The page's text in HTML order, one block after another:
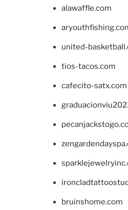
alawaffle.com
united-
tios-tacos.com
cafecito-satx.com
bruinshome.com